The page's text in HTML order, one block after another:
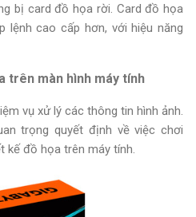
bị card đồ họa rời. Card đồ họa
lệnh cao cấp hơn, với hiệu năng
trên màn hình máy tính
vụ xử lý các thông tin hình ảnh.
trọng quyết định về việc chơi
kế đồ họa trên máy tính.